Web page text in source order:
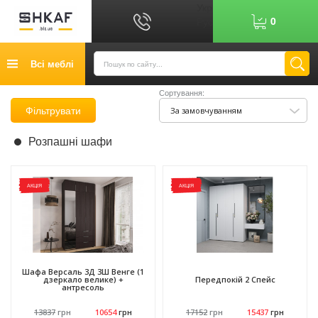
Кредит
Публічний договір
Повернення товару
Доставка
Контакти
Відгуки
0 6 7 Показати номер
0
Всі меблі
Розпашні шафи
Фільтрувати
Сортування:
За замовчуванням
АКЦІЯ
Шафа Версаль 3Д 3Ш Венге (1
дзеркало велике) +
антресоль
13837 грн 10654грн
АКЦІЯ
Передпокій 2 Спейс
17152 грн 15437 грн